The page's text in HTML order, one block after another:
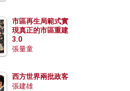
市區再生局範式實
現真正的市區重建
3.0
張量童
西方世界兩批政客
張建雄